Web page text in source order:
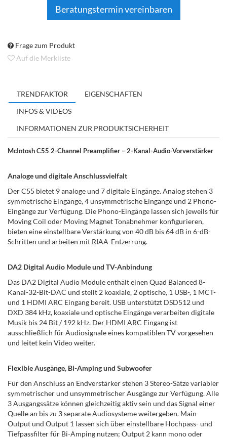
Beratungstermin vereinbaren
Frage zum Produkt
Auf die Merkliste
TRENDFAKTOR
EIGENSCHAFTEN
INFOS & VIDEOS
INFORMATIONEN ZUR PRODUKTSICHERHEIT
McIntosh C55 2-Channel Preamplifier – 2-Kanal-Audio-Vorverstärker
Analoge und digitale Anschlussvielfalt
Der C55 bietet 9 analoge und 7 digitale Eingänge. Analog stehen 3
symmetrische Eingänge, 4 unsymmetrische Eingänge und 2 Phono-
Eingänge zur Verfügung. Die Phono-Eingänge lassen sich jeweils für
Moving Coil oder Moving Magnet Tonabnehmer konfigurieren,
bieten eine einstellbare Verstärkung von 40 dB bis 64 dB in 6-dB-
Schritten und arbeiten mit RIAA-Entzerrung.
DA2 Digital Audio Module und TV-Anbindung
Das DA2 Digital Audio Module enthält einen Quad Balanced 8-
Kanal-32-Bit-DAC und stellt 2 koaxiale, 2 optische, 1 USB-, 1 MCT-
und 1 HDMI ARC Eingang bereit. USB unterstützt DSD512 und
DXD 384 kHz, koaxiale und optische Eingänge verarbeiten digitale
Musik bis 24 Bit / 192 kHz. Der HDMI ARC Eingang ist
ausschließlich für Audiosignale eines kompatiblen TV vorgesehen
und leitet kein Video weiter.
Flexible Ausgänge, Bi-Amping und Subwoofer
Für den Anschluss an Endverstärker stehen 3 Stereo-Sätze variabler
symmetrischer und unsymmetrischer Ausgänge zur Verfügung. Alle
3 Ausgangssätze können gleichzeitig aktiv sein und das Signal einer
Quelle an bis zu 3 separate Audiosysteme weitergeben. Main
Output und Output 1 lassen sich über einstellbare Hochpass- und
Tiefpassfilter für Bi-Amping nutzen; Output 2 kann mono oder